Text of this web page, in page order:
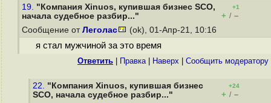
19. "Компания Xinuos, купившая бизнес SCO,
начала судебное разбир..."
+1
+ / –
Сообщение от Леголас (ok), 01-Апр-21, 10:16
я стал мужчиной за это время
Ответить Правка| Наверх Cообщить модератору
22. "Компания Xinuos, купившая бизнес
SCO, начала судебное разбир..."
+24
+ / –